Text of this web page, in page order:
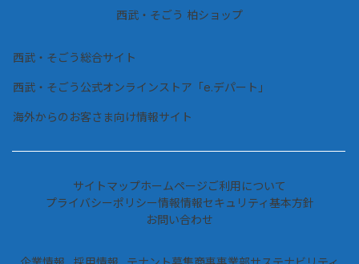
西武・そごう 柏ショップ
西武・そごう総合サイト
西武・そごう公式オンラインストア「e.デパート」
海外からのお客さま向け情報サイト
サイトマップホームページご利用について
プライバシーポリシー情報情報セキュリティ基本方針
お問い合わせ